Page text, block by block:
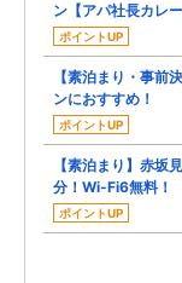
ン【アパ社長カレ
ポイントUP
【素泊まり・事前
ンにおすすめ！
ポイントUP
【素泊まり】赤坂
分！Wi-Fi6無料！
ポイントUP